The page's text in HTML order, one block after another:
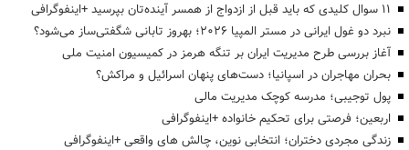
۱۱ سوال کلیدی که باید قبل از ازدواج از همسر آینده‌تان بپرسید +اینفوگرافی
نبرد دو غول ایرانی در مستر المپیا ۲۰۲۶؛ بهروز تابانی شگفتی‌ساز می‌شود؟
آغاز بررسی طرح مدیریت ایران بر تنگه هرمز در کمیسیون امنیت ملی
بحران مهاجران در اسپانیا؛ دست‌های پنهان اسرائیل و مراکش؟
پول توجیبی؛ مدرسه کوچک مدیریت مالی
اربعین؛ فرصتی برای تحکیم خانواده +اینفوگرافی
زندگی مجردی دختران؛ انتخابی نوین، چالش های واقعی +اینفوگرافی